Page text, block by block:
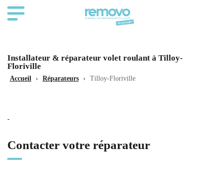
Installateur & réparateur volet roulant à Tilloy-
Floriville
Accueil › Réparateurs › Tilloy-Floriville
-
Contacter votre réparateur